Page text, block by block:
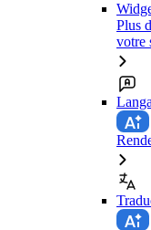
Plus
votre